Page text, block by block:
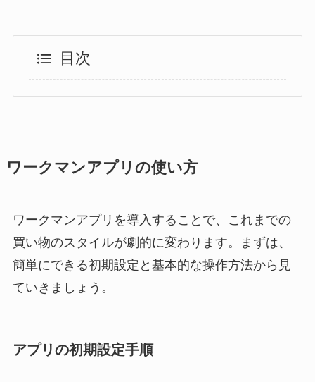
目次
ワークマンアプリの使い方
ワークマンアプリを導入することで、これまでの
買い物のスタイルが劇的に変わります。まずは、
簡単にできる初期設定と基本的な操作方法から見
ていきましょう。
アプリの初期設定手順